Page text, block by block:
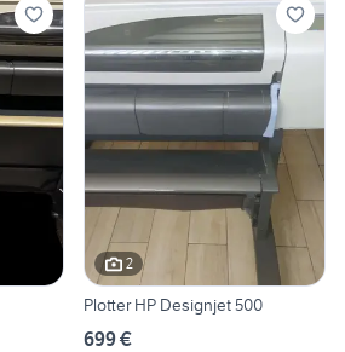
2
Plotter HP Designjet 500
699 €